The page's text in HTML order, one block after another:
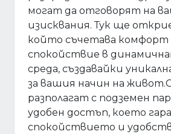
могат да отговорят на
изисквания. Тук ще
който съчетава комфорт
спокойствие в
среда, създавайки
за вашия начин на
разполагат с подземен
удобен достъп, което
спокойствието и